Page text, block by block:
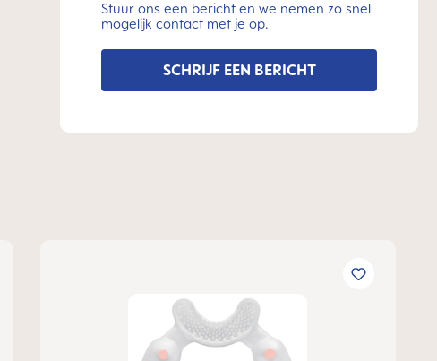
Stuur ons een bericht en we nemen zo snel
mogelijk contact met je op.
SCHRIJF EEN BERICHT